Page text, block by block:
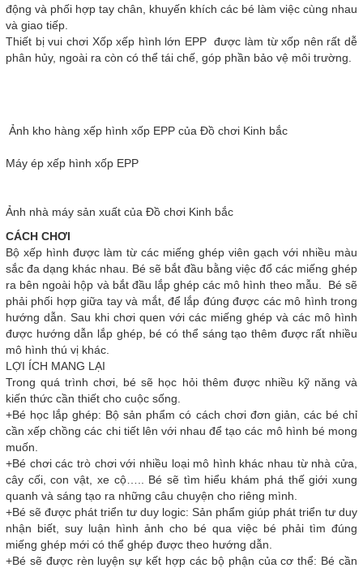
động và phối hợp tay chân, khuyến khích các bé làm việc cùng nhau
và giao tiếp.
Thiết bị vui chơi Xốp xếp hình lớn EPP được làm từ xốp nên rất dễ
phân hủy, ngoài ra còn có thể tái chế, góp phần bảo vệ môi trường.
Ảnh kho hàng xếp hình xốp EPP của Đồ chơi Kinh bắc
Máy ép xếp hình xốp EPP
Ảnh nhà máy sản xuất của Đồ chơi Kinh bắc
CÁCH CHƠI
Bộ xếp hình được làm từ các miếng ghép viên gạch với nhiều màu
sắc đa dạng khác nhau. Bé sẽ bắt đầu bằng việc đổ các miếng ghép
ra bên ngoài hộp và bắt đầu lắp ghép các mô hình theo mẫu. Bé sẽ
phải phối hợp giữa tay và mắt, để lắp đúng được các mô hình trong
hướng dẫn. Sau khi chơi quen với các miếng ghép và các mô hình
được hướng dẫn lắp ghép, bé có thể sáng tạo thêm được rất nhiều
mô hình thú vị khác.
LỢI ÍCH MANG LẠI
Trong quá trình chơi, bé sẽ học hỏi thêm được nhiều kỹ năng và
kiến thức cần thiết cho cuộc sống.
+Bé học lắp ghép: Bộ sản phẩm có cách chơi đơn giản, các bé chỉ
cần xếp chồng các chi tiết lên với nhau để tạo các mô hình bé mong
muốn.
+Bé chơi các trò chơi với nhiều loại mô hình khác nhau từ nhà cửa,
cây cối, con vật, xe cộ….. Bé sẽ tìm hiểu khám phá thế giới xung
quanh và sáng tạo ra những câu chuyện cho riêng mình.
+Bé sẽ được phát triển tư duy logic: Sản phẩm giúp phát triển tư duy
nhận biết, suy luận hình ảnh cho bé qua việc bé phải tìm đúng
miếng ghép mới có thể ghép được theo hướng dẫn.
+Bé sẽ được rèn luyện sự kết hợp các bộ phận của cơ thể: Bé cần